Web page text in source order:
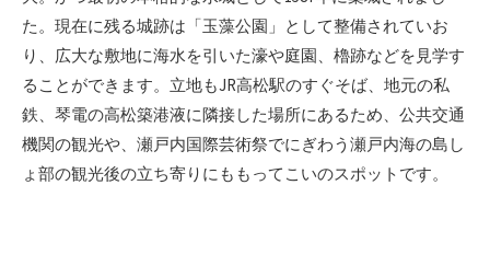
た。現在に残る城跡は「玉藻公園」として整備されていお
り、広大な敷地に海水を引いた濠や庭園、櫓跡などを見学す
ることができます。立地もJR高松駅のすぐそば、地元の私
鉄、琴電の高松築港液に隣接した場所にあるため、公共交通
機関の観光や、瀬戸内国際芸術祭でにぎわう瀬戸内海の島し
ょ部の観光後の立ち寄りにももってこいのスポットです。